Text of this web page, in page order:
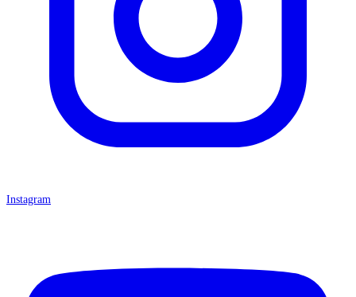
Instagram